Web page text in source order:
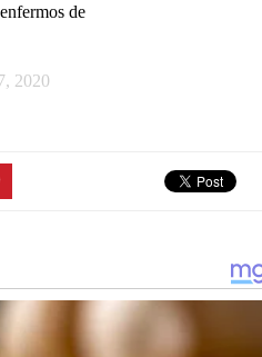
de
2020